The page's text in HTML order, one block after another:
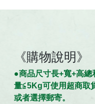
《購物說明》
●商品尺寸長+寬+高
量≦5Kg可使用超商取
或者選擇郵寄。